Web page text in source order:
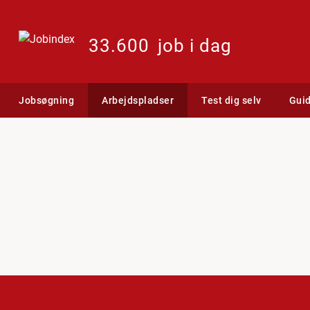
33.600 job i dag
Jobsøgning Arbejdspladser Test dig selv